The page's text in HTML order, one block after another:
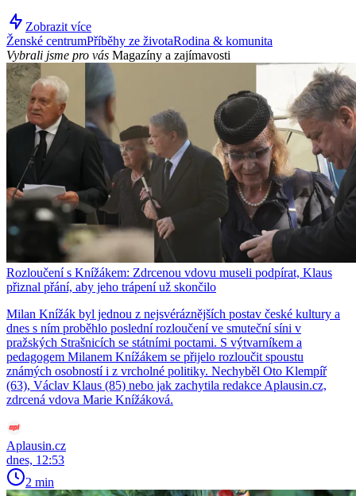
Zobrazit více
Ženské centrumPříběhy ze životaRodina & komunita
Vybrali jsme pro vás Magazíny a zajímavosti
Rozloučení s Knížákem: Zdrcenou vdovu museli podpírat, Klaus
přiznal přání, aby jeho trápení už skončilo
Milan Knížák byl jednou z nejsvéráznějších postav české kultury a
dnes s ním proběhlo poslední rozloučení ve smuteční síni v
pražských Strašnicích se státními poctami. S výtvarníkem a
pedagogem Milanem Knížákem se přijelo rozloučit spoustu
známých osobností i z vrcholné politiky. Nechyběl Oto Klempíř
(63), Václav Klaus (85) nebo jak zachytila redakce Aplausin.cz,
zdrcená vdova Marie Knížáková.
Aplausin.cz
dnes, 12:53
2 min